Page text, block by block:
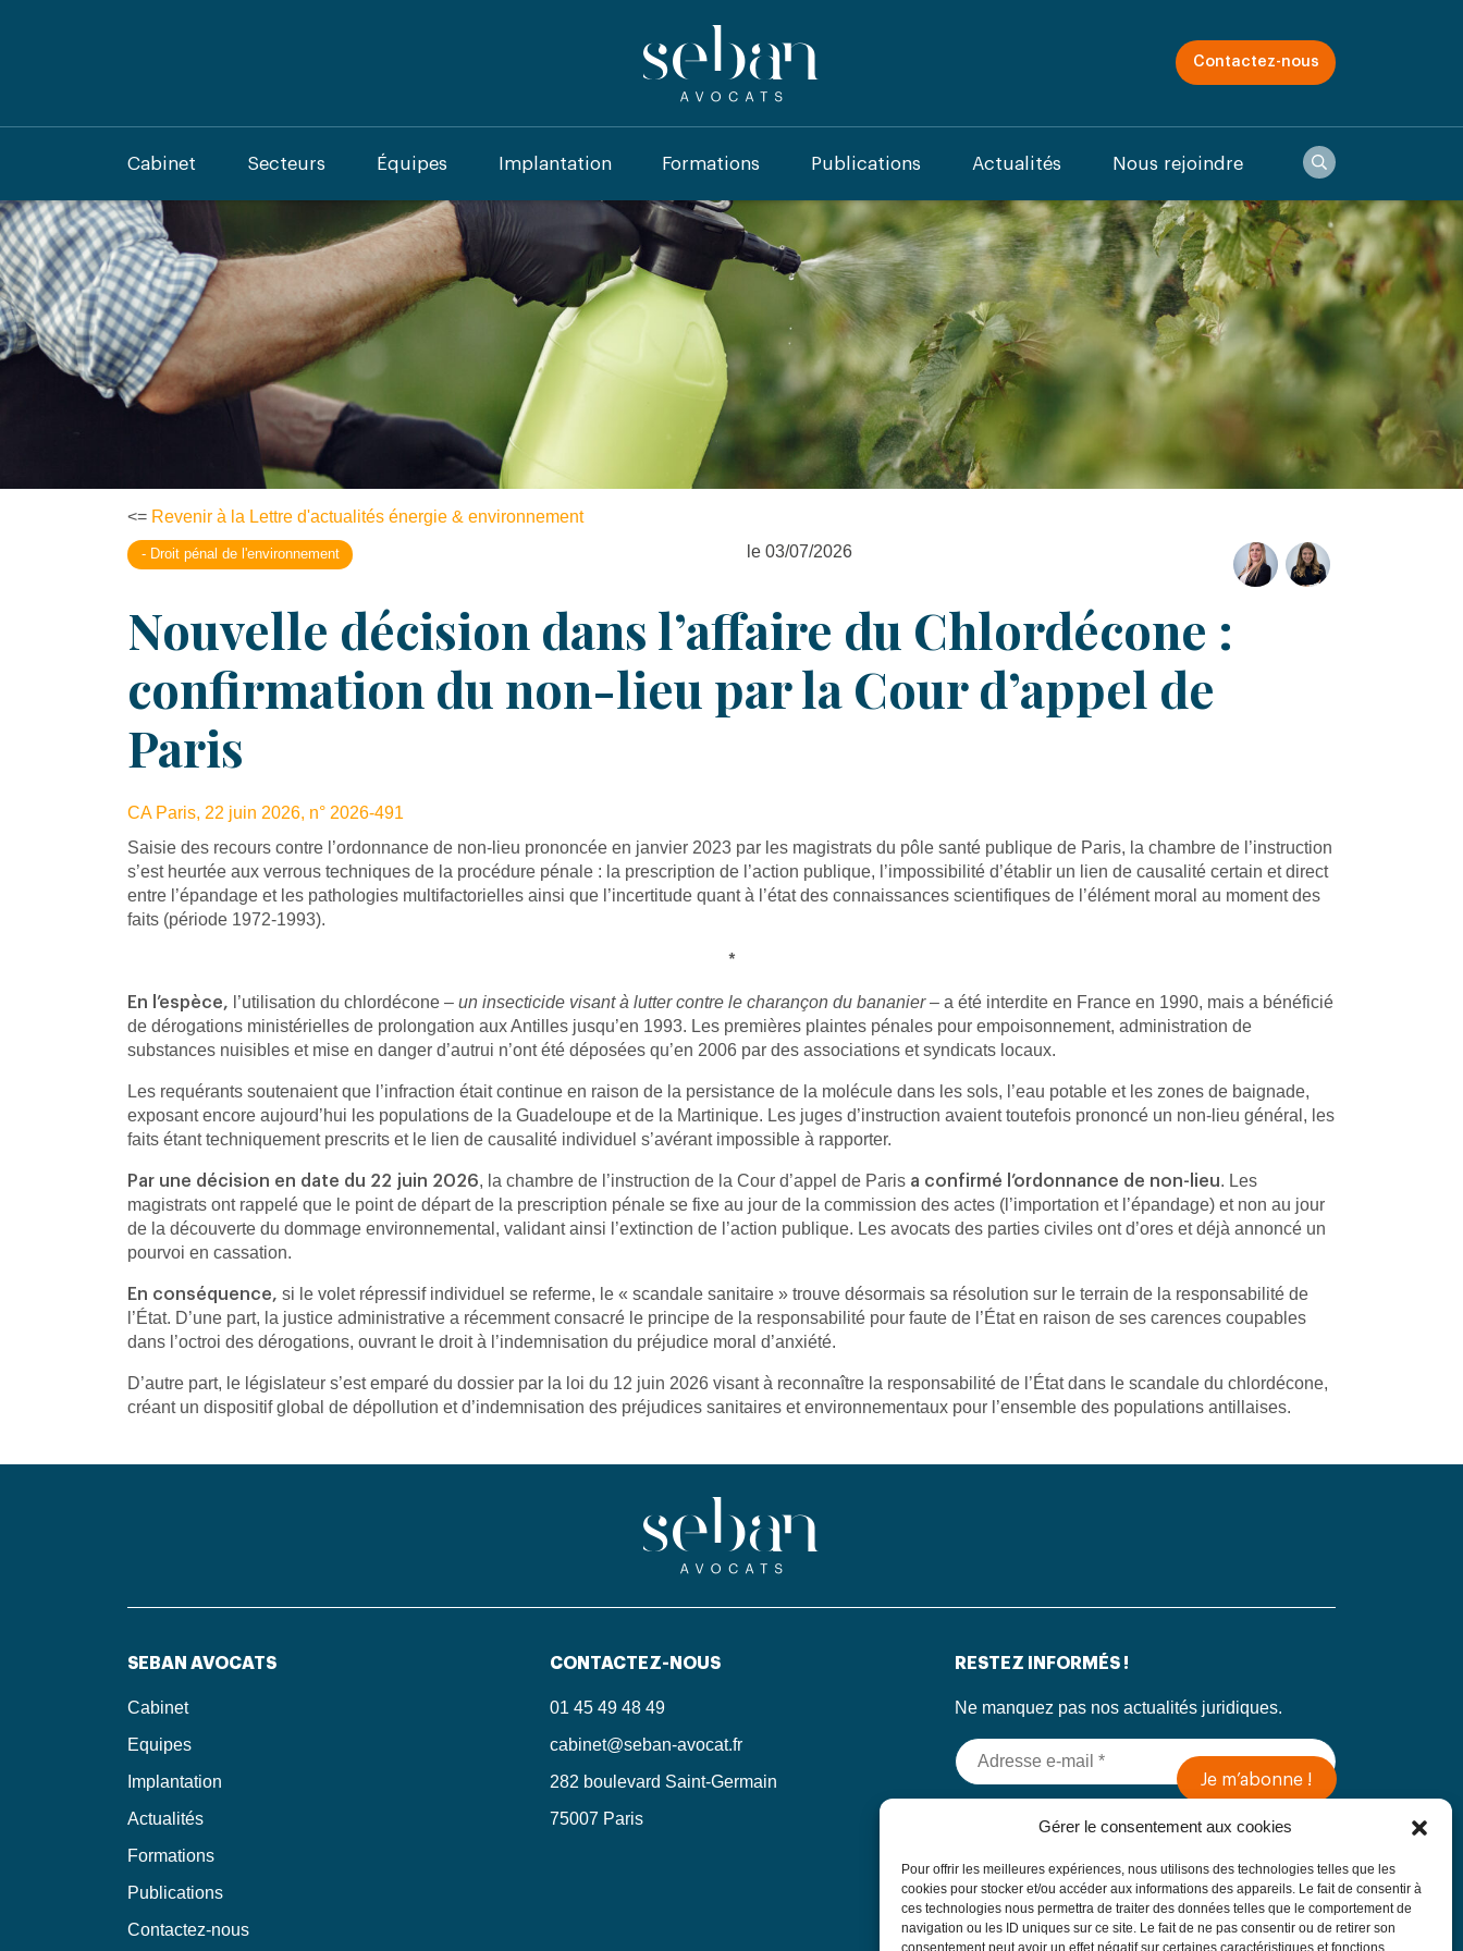
Gérer le consentement aux cookies
Pour offrir les meilleures expériences, nous utilisons des technologies telles que les
cookies pour stocker et/ou accéder aux informations des appareils. Le fait de consentir à
ces technologies nous permettra de traiter des données telles que le comportement de
navigation ou les ID uniques sur ce site. Le fait de ne pas consentir ou de retirer son
consentement peut avoir un effet négatif sur certaines caractéristiques et fonctions.
Contactez-nous
Recherche
Cabinet Secteurs Équipes Implantation Formations Publications Actualités Nous rejoindre
<= Revenir à la Lettre d'actualités énergie & environnement
- Droit pénal de l'environnement le 03/07/2026
Nouvelle décision dans l’affaire du Chlordécone :
confirmation du non-lieu par la Cour d’appel de
Paris
CA Paris, 22 juin 2026, n° 2026-491
Saisie des recours contre l’ordonnance de non-lieu prononcée en janvier 2023 par les magistrats du pôle santé publique de Paris, la chambre de l’instruction
s’est heurtée aux verrous techniques de la procédure pénale : la prescription de l’action publique, l’impossibilité d’établir un lien de causalité certain et direct
entre l’épandage et les pathologies multifactorielles ainsi que l’incertitude quant à l’état des connaissances scientifiques de l’élément moral au moment des
faits (période 1972-1993).
*
En l’espèce, l’utilisation du chlordécone – un insecticide visant à lutter contre le charançon du bananier– a été interdite en France en 1990, mais a bénéficié
de dérogations ministérielles de prolongation aux Antilles jusqu’en 1993. Les premières plaintes pénales pour empoisonnement, administration de
substances nuisibles et mise en danger d’autrui n’ont été déposées qu’en 2006 par des associations et syndicats locaux.
Les requérants soutenaient que l’infraction était continue en raison de la persistance de la molécule dans les sols, l’eau potable et les zones de baignade,
exposant encore aujourd’hui les populations de la Guadeloupe et de la Martinique. Les juges d’instruction avaient toutefois prononcé un non-lieu général, les
faits étant techniquement prescrits et le lien de causalité individuel s’avérant impossible à rapporter.
Par une décision en date du 22 juin 2026, la chambre de l’instruction de la Cour d’appel de Paris a confirmé l’ordonnance de non-lieu. Les
magistrats ont rappelé que le point de départ de la prescription pénale se fixe au jour de la commission des actes (l’importation et l’épandage) et non au jour
de la découverte du dommage environnemental, validant ainsi l’extinction de l’action publique. Les avocats des parties civiles ont d’ores et déjà annoncé un
pourvoi en cassation.
En conséquence, si le volet répressif individuel se referme, le « scandale sanitaire » trouve désormais sa résolution sur le terrain de la responsabilité de
l’État. D’une part, la justice administrative a récemment consacré le principe de la responsabilité pour faute de l’État en raison de ses carences coupables
dans l’octroi des dérogations, ouvrant le droit à l’indemnisation du préjudice moral d’anxiété.
D’autre part, le législateur s’est emparé du dossier par la loi du 12 juin 2026 visant à reconnaître la responsabilité de l’État dans le scandale du chlordécone,
créant un dispositif global de dépollution et d’indemnisation des préjudices sanitaires et environnementaux pour l’ensemble des populations antillaises.
SEBAN AVOCATS
Cabinet
Equipes
Implantation
Actualités
Formations
Publications
Contactez-nous
CONTACTEZ-NOUS
01 45 49 48 49
cabinet@seban-avocat.fr
282 boulevard Saint-Germain
75007 Paris
RESTEZ INFORMÉS !
Ne manquez pas nos actualités juridiques.
En soumettant ce formulaire, j’accepte que mes
le cadre de ma demande, conformément à la
politique de confidentialité du Cabinet